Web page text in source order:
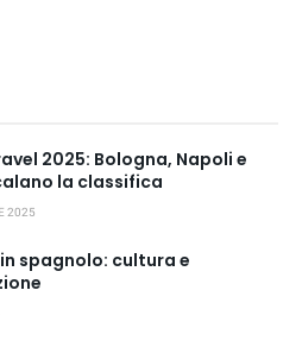
2025: Bologna, Napoli e
la classifica
2025
spagnolo: cultura e